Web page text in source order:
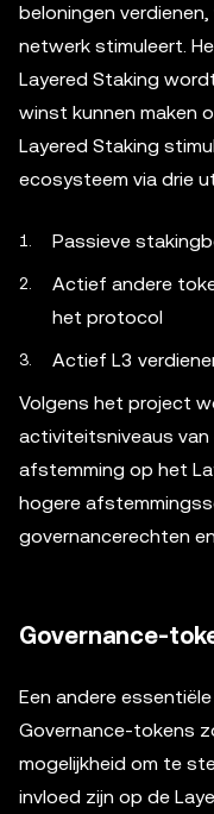
beloningen
netwerk stimuleert.
Layered Staking
winst kunnen maken
Layered Staking
ecosysteem via drie
Passieve
Actief andere
het protocol
Actief L3
Volgens het project
activiteitsniveaus van
afstemming op het
hogere
governancerechten
Governance-
Een andere
Governance-tokens
mogelijkheid om te
invloed zijn op de